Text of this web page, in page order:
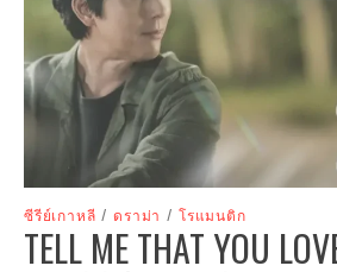
ซีรีย์เกาหลี / ดราม่า / โรแมนติก
TELL ME THAT YOU